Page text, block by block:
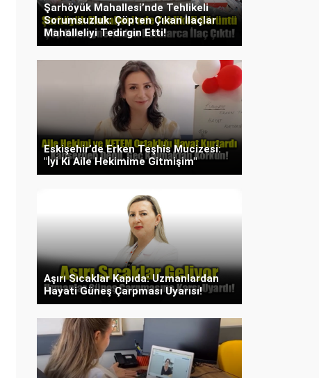
Şarhöyük Mahallesi’nde Tehlikeli
Sorumsuzluk: Çöpten Çıkan İlaçlar
Mahalleliyi Tedirgin Etti!
Eskişehir’de Erken Teşhis Mucizesi:
"İyi Ki Aile Hekimime Gitmişim"
Aşırı Sıcaklar Kapıda: Uzmanlardan
Hayati Güneş Çarpması Uyarısı!